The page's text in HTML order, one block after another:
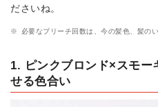
ださいね。
※ 必要なブリーチ回数は、今の髪色、髪の
1. ピンクブロンド×スモー
せる色合い